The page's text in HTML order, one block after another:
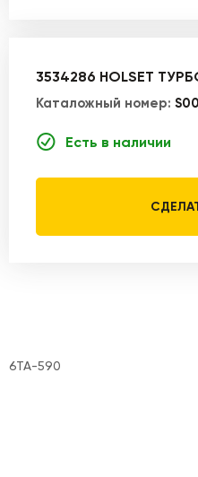
3534286 HOLSET
Каталожный номер:
Есть в наличии
6TA-590